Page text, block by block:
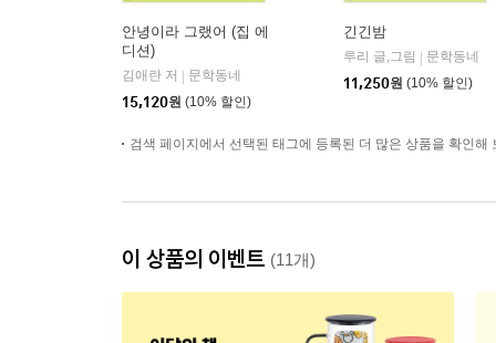
안녕이라 그랬어 (집 에
디션)
김애란 저
문학동네
15,120원 (10% 할인)
긴긴밤
루리 글,그림
문학동네
11,250원 (10% 할인)
검색 페이지에서 선택된 태그에 등록된 더 많은 상품을 확인해
이 상품의 이벤트 (11개)